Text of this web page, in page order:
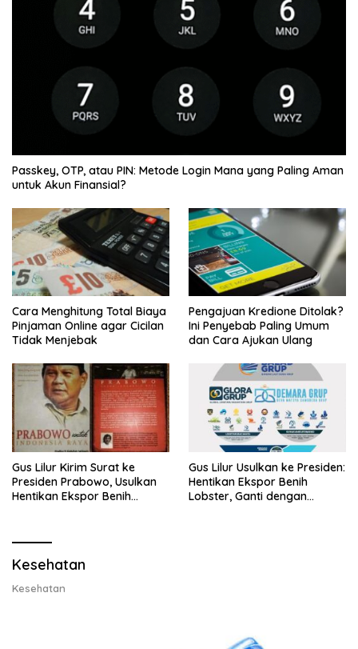
Passkey, OTP, atau PIN: Metode Login Mana yang Paling Aman
untuk Akun Finansial?
Cara Menghitung Total Biaya
Pinjaman Online agar Cicilan
Tidak Menjebak
Pengajuan Kredione Ditolak?
Ini Penyebab Paling Umum
dan Cara Ajukan Ulang
Gus Lilur Kirim Surat ke
Presiden Prabowo, Usulkan
Hentikan Ekspor Benih
Gus Lilur Usulkan ke Presiden:
Hentikan Ekspor Benih
Lobster, Ganti dengan
Kesehatan
Kesehatan